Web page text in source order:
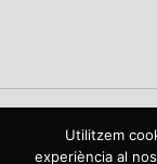
Copyright © 2021
Utilitzem
experiència al